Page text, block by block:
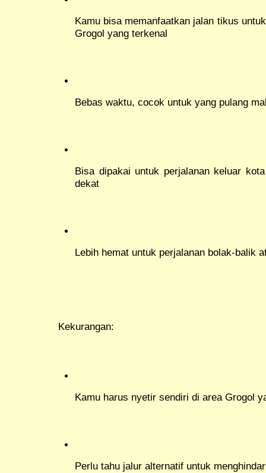
Kamu bisa memanfaatkan jalan tikus
Grogol yang terkenal
Bebas waktu, cocok untuk yang pulang
Bisa dipakai untuk perjalanan keluar
dekat
Lebih hemat untuk perjalanan bolak-balik
Kekurangan:
Kamu harus nyetir sendiri di area Grogol
Perlu tahu jalur alternatif untuk